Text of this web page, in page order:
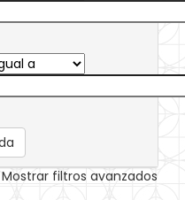
Mostrar filtros avanzados